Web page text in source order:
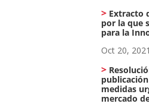
Extracto
por la que
para la
Oct 20, 2021
medidas
mercado